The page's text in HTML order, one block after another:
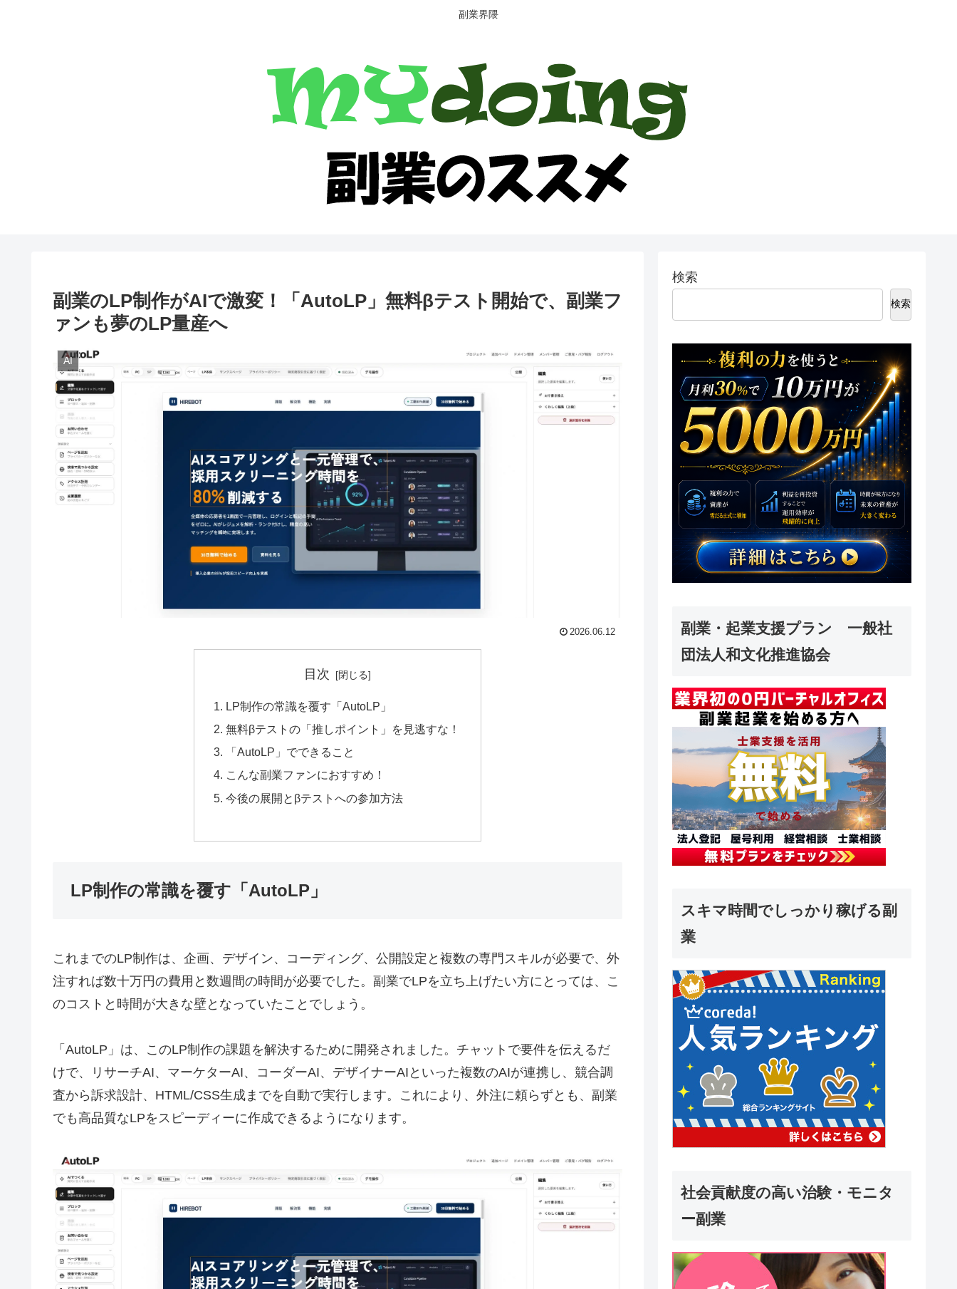
副業界隈
副業のLP制作がAIで激変！「AutoLP」無料βテスト開始で、副業フ
ァンも夢のLP量産へ
AI
2026.06.12
目次
LP制作の常識を覆す「AutoLP」
無料βテストの「推しポイント」を見逃すな！
「AutoLP」でできること
こんな副業ファンにおすすめ！
今後の展開とβテストへの参加方法
LP制作の常識を覆す「AutoLP」
これまでのLP制作は、企画、デザイン、コーディング、公開設定と複数の専門スキルが必要で、外
注すれば数十万円の費用と数週間の時間が必要でした。副業でLPを立ち上げたい方にとっては、こ
のコストと時間が大きな壁となっていたことでしょう。
「AutoLP」は、このLP制作の課題を解決するために開発されました。チャットで要件を伝えるだ
けで、リサーチAI、マーケターAI、コーダーAI、デザイナーAIといった複数のAIが連携し、競合調
査から訴求設計、HTML/CSS生成までを自動で実行します。これにより、外注に頼らずとも、副業
でも高品質なLPをスピーディーに作成できるようになります。
検索
検索
副業・起業支援プラン 一般社
団法人和文化推進協会
スキマ時間でしっかり稼げる副
業
社会貢献度の高い治験・モニタ
ー副業